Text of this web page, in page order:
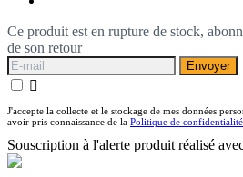
Ce produit est en rupture de stock,
de son retour
Envoyer

J'accepte la collecte et le stockage de mes données
avoir pris connaissance de la Politique de confidentialité
Souscription à l'alerte produit réalisé